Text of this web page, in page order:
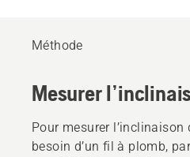
Méthode
Mesurer
Pour mesurer l’inclinaison
besoin d’un fil à plomb,